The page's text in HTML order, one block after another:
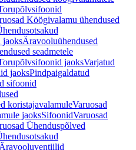
Köögivalamu ühendused
jaoksÄravooluühendused
seadmetele
jaoksVarjatud
jaoksPindpaigaldatud
sifoonid
koristajavalamuleVaruosad
jaoksSifoonidVaruosad
Ühenduspõlved